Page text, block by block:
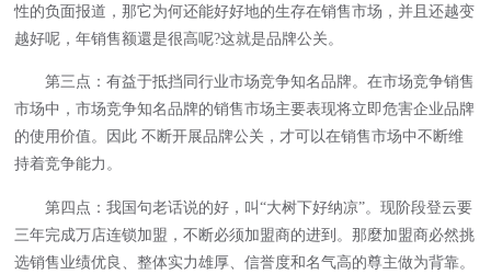
性的负面报道，那它为何还能好好地的生存在销售市场，并且还越变
越好呢，年销售额還是很高呢?这就是品牌公关。
第三点：有益于抵挡同行业市场竞争知名品牌。在市场竞争销售
市场中，市场竞争知名品牌的销售市场主要表现将立即危害企业品牌
的使用价值。因此 不断开展品牌公关，才可以在销售市场中不断维
持着竞争能力。
第四点：我国句老话说的好，叫“大树下好纳凉”。现阶段登云要
三年完成万店连锁加盟，不断必须加盟商的进到。那麼加盟商必然挑
选销售业绩优良、整体实力雄厚、信誉度和名气高的尊主做为背靠。